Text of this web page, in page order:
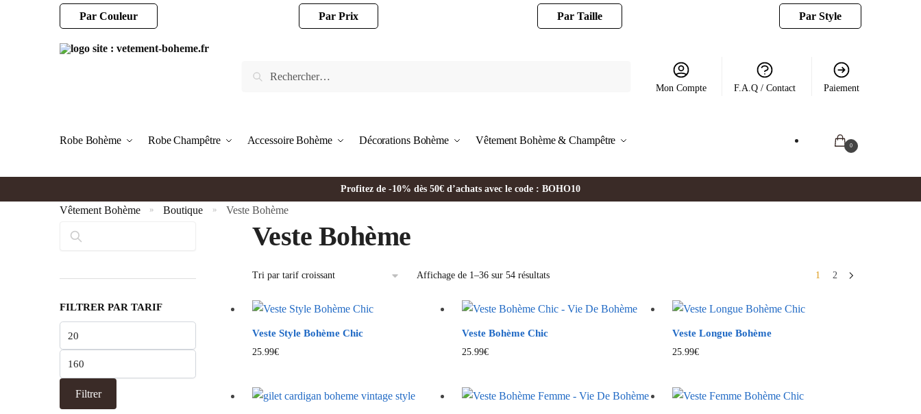
Par Couleur Par Prix Par Taille Par Style
Mon Compte F.A.Q / Contact Paiement
Robe Bohème Robe Champêtre Accessoire Bohème Décorations Bohème Vêtement Bohème & Champêtre 0
Profitez de -10% dès 50€ d’achats avec le code : BOHO10
Vêtement Bohème » Boutique » Veste Bohème
Veste Bohème
Affichage de 1–36 sur 54 résultats 1 2
Veste Style Bohème Chic
25.99€
Veste Bohème Chic
25.99€
Veste Longue Bohème
25.99€
FILTRER PAR TARIF
Filtrer